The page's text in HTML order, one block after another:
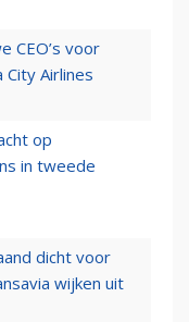
CEO’s voor
City Airlines
op
in tweede
dicht voor
wijken uit